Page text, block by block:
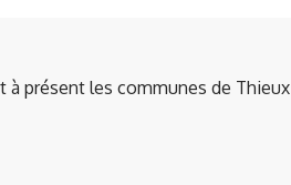
à présent les communes de